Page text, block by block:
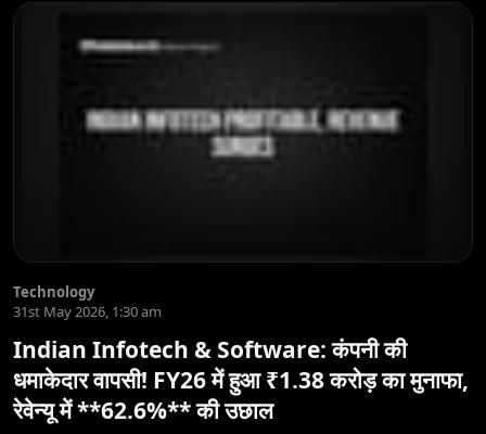
Technology
31st May 2026, 1:30 am
Indian Infotech & Software: कंपनी की
धमाकेदार वापसी! FY26 में हुआ ₹1.38 करोड़ का मुनाफा,
रेवेन्यू में **62.6%** की उछाल